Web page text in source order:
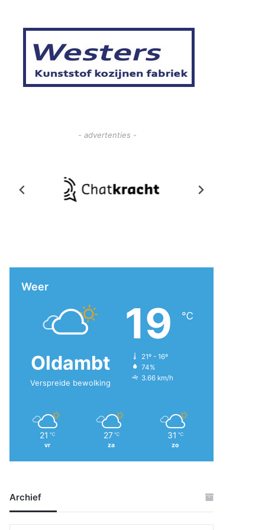
- advertenties -
Weer
Oldambt
Verspreide bewolking
19 ℃
21º - 16º
74%
3.66 km/h
21 ℃
vr
27 ℃
za
31 ℃
zo
Archief